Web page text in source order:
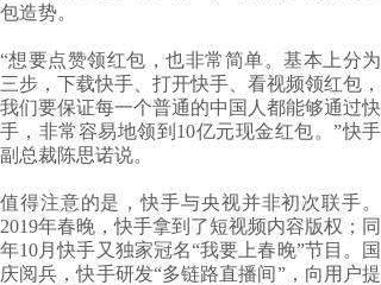
包造势。
“想要点赞领红包，也非常简单。基本上分为
三步，下载快手、打开快手、看视频领红包，
我们要保证每一个普通的中国人都能够通过快
手，非常容易地领到10亿元现金红包。”快手
副总裁陈思诺说。
值得注意的是，快手与央视并非初次联手。
2019年春晚，快手拿到了短视频内容版权；同
年10月快手又独家冠名“我要上春晚”节目。国
庆阅兵，快手研发“多链路直播间”，向用户提